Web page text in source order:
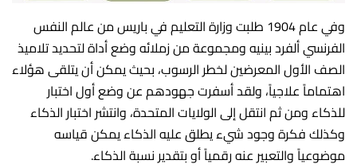
وفي عام 1904 طلبت وزارة التعليم في باريس من عالم النفس
الفرنسي ألفرد بينيه ومجموعة من زملائه وضع أداة لتحديد تلاميذ
الصف الأول المعرضين لخطر الرسوب، بحيث يمكن أن يتلقى هؤلاء
اهتماماً علاجياً، ولقد أسفرت جهودهم عن وضع أول اختبار
للذكاء ومن ثم انتقل إلى الولايات المتحدة، وانتشر اختبار الذكاء
وكذلك فكرة وجود شيء يطلق عليه الذكاء يمكن قياسه
موضوعياً والتعبير عنه رقمياً أو بتقدير نسبة الذكاء.